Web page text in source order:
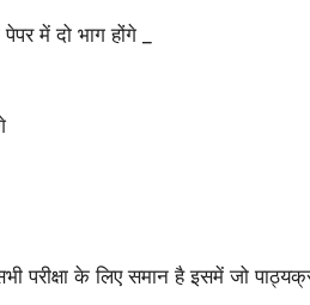
में दो भाग होंगे _
परीक्षा के लिए समान है इसमें जो